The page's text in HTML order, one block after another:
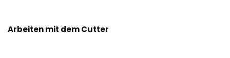
Arbeiten mit dem Cutter